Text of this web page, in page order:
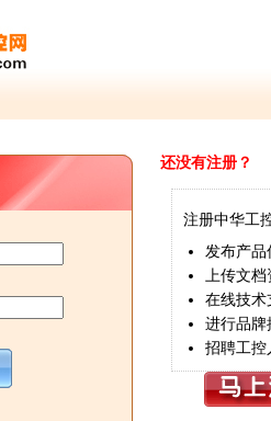
还没有注册？
注册中华工
发布产品
上传文档
在线技术
进行品牌
招聘工控